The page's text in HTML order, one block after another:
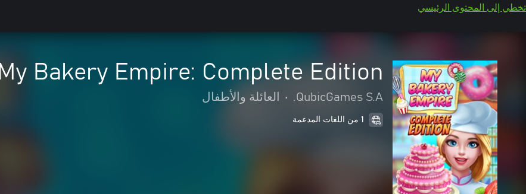
تخطي إلى المحتوى الرئيسي
My Bakery Empire: Complete Edition
QubicGames S.A.
• العائلة والأطفال
1 من اللغات المدعمة